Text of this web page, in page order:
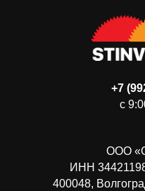
ООО
ИНН
400048,
+7
c